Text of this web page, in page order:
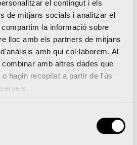
el contingut i els
de mitjans socials i analitzar el
la informació sobre
lloc amb els partners de mitjans
amb qui col·laborem. Al
amb altres dades que
hagin recopilat a partir de l'ús
en la edición de 2012.
la primera reunión de una
encuentros con el resto de
con el turismo como
etc.
Trinidad Alfonso supera en poc
1.000 inscrits per a la seua edició